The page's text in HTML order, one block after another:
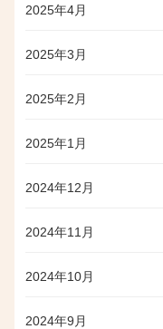
2025年4月
2025年3月
2025年2月
2025年1月
2024年12月
2024年11月
2024年10月
2024年9月